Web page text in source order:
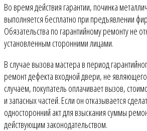
Во время действия гарантии, починка
выполняется бесплатно при предъявлении
Обязательства по гарантийному ремонту не
установленным сторонними лицами.
В случае вызова мастера в период
ремонт дефекта входной двери, не
случаем, покупатель оплачивает вызов,
и запасных частей. Если он отказывается
односторонний акт для взыскания суммы
действующим законодательством.